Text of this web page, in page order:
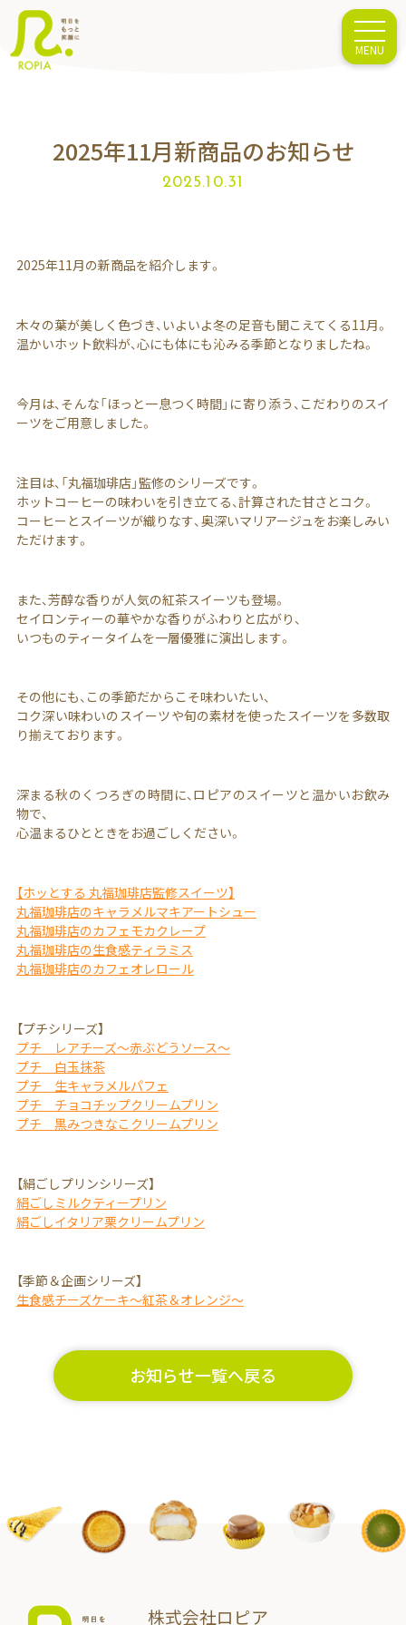
2025年11月新商品のお知らせ
2025.10.31
2025年11月の新商品を紹介します。
木々の葉が美しく色づき、いよいよ冬の足音も聞こえてくる11月。
温かいホット飲料が、心にも体にも沁みる季節となりましたね。
今月は、そんな「ほっと一息つく時間」に寄り添う、こだわりのスイ
ーツをご用意しました。
注目は、「丸福珈琲店」監修のシリーズです。
ホットコーヒーの味わいを引き立てる、計算された甘さとコク。
コーヒーとスイーツが織りなす、奥深いマリアージュをお楽しみい
ただけます。
また、芳醇な香りが人気の紅茶スイーツも登場。
セイロンティーの華やかな香りがふわりと広がり、
いつものティータイムを一層優雅に演出します。
その他にも、この季節だからこそ味わいたい、
コク深い味わいのスイーツや旬の素材を使ったスイーツを多数取
り揃えております。
深まる秋のくつろぎの時間に、ロピアのスイーツと温かいお飲み
物で、
心温まるひとときをお過ごしください。
【ホッとする 丸福珈琲店監修スイーツ】
丸福珈琲店のキャラメルマキアートシュー
丸福珈琲店のカフェモカクレープ
丸福珈琲店の生食感ティラミス
丸福珈琲店のカフェオレロール
【プチシリーズ】
プチ レアチーズ～赤ぶどうソース～
プチ 白玉抹茶
プチ 生キャラメルパフェ
プチ チョコチップクリームプリン
プチ 黒みつきなこクリームプリン
【絹ごしプリンシリーズ】
絹ごしミルクティープリン
絹ごしイタリア栗クリームプリン
【季節＆企画シリーズ】
生食感チーズケーキ～紅茶＆オレンジ～
お知らせ一覧へ戻る
株式会社ロピア